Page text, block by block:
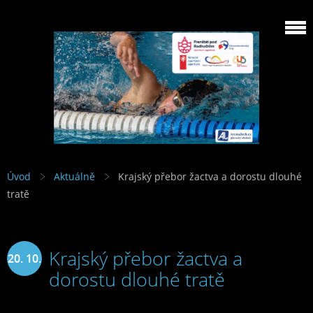
Úvod Aktuálně
Krajský přebor žactva a dorostu dlouhé
tratě
20. 10. Krajský přebor žactva a
dorostu dlouhé tratě